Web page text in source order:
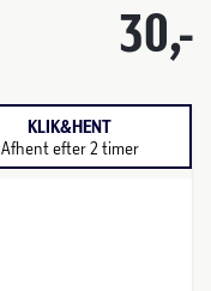
30,-
KLIK&HENT
Afhent efter 2 timer